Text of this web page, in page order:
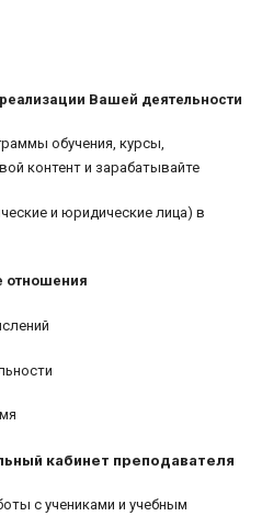
Вашей деятельности
обучения, курсы,
контент и зарабатывайте
и юридические лица) в
отношения
кабинет преподавателя
с учениками и учебным